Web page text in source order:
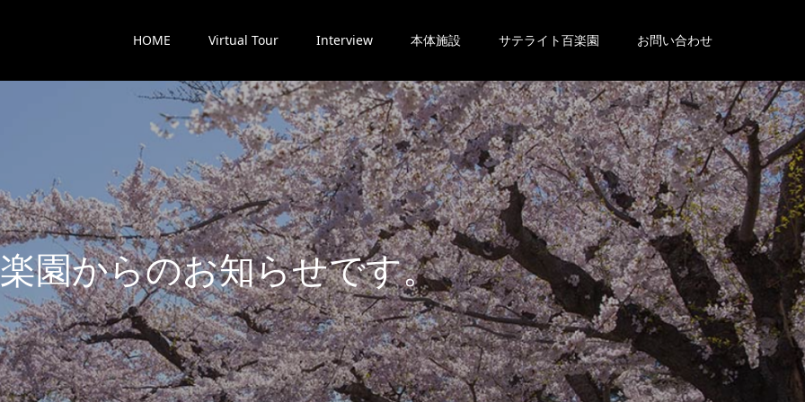
HOME Virtual Tour Interview 本体施設 サテライト百楽園 お問い合わせ
楽園からのお知らせです。